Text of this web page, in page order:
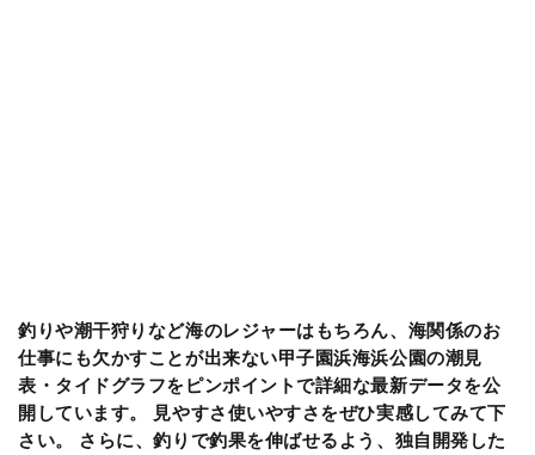
釣りや潮干狩りなど海のレジャーはもちろん、海関係のお
仕事にも欠かすことが出来ない甲子園浜海浜公園の潮見
表・タイドグラフをピンポイントで詳細な最新データを公
開しています。 見やすさ使いやすさをぜひ実感してみて下
さい。 さらに、釣りで釣果を伸ばせるよう、独自開発した